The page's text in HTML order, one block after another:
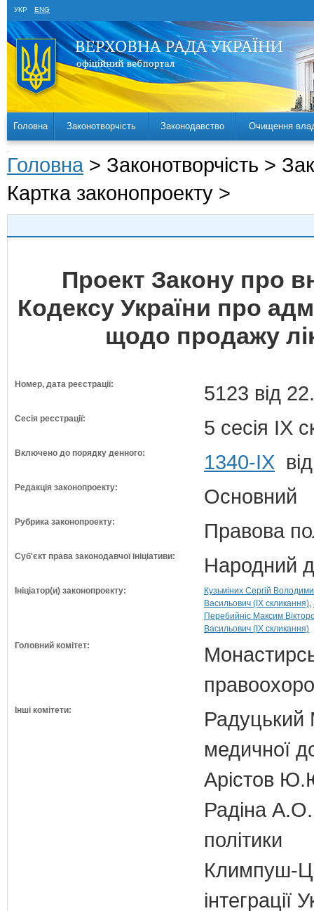
УКР ENG
Головна Законотворчість Законодавство Очищення
Головна > Законотворчість >
Картка законопроекту >
Проект Закону про
Кодексу України про
щодо продажу
Номер, дата реєстрації: 5123 від
Сесія реєстрації: 5 сесія IX
Включено до порядку денного: 1340-ІХ
Редакція законопроекту: Основний
Рубрика законопроекту: Правова
Суб'єкт права законодавчої ініціативи: Народний
Ініціатор(и) законопроекту:
Кузьміних Сергій
Васильович (IX скликання)
Перебийніс Максим
Васильович (IX скликання)
Головний комітет:
Інші комітети:
Радуцький
медичної
Арістов
Радіна А.О.
політики
Климпуш-